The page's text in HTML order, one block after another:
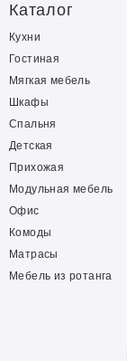
Каталог
Кухни
Гостиная
Мягкая мебель
Шкафы
Спальня
Детская
Прихожая
Модульная мебель
Офис
Комоды
Матрасы
Мебель из ротанга